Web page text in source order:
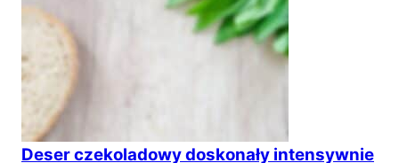
Deser czekoladowy doskonały intensywnie